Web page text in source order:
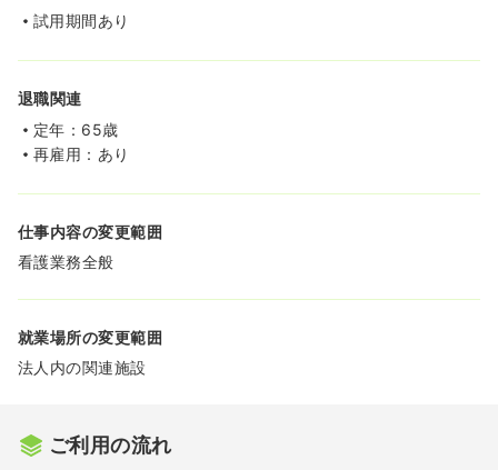
試用期間あり
退職関連
定年：65歳
再雇用：あり
仕事内容の変更範囲
看護業務全般
就業場所の変更範囲
法人内の関連施設
ご利用の流れ